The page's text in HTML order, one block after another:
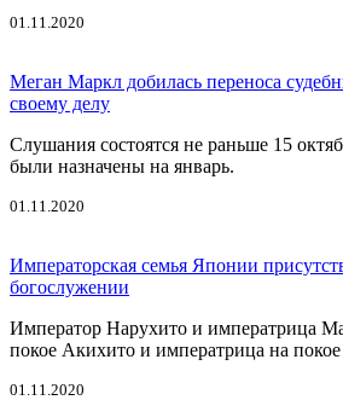
01.11.2020
Меган Маркл добилась переноса
своему делу
Слушания состоятся не раньше 15
были назначены на январь.
01.11.2020
Императорская семья Японии
богослужении
Император Нарухито и императрица
покое Акихито и императрица на
01.11.2020